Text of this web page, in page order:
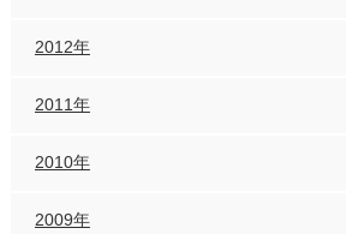
2012年
2011年
2010年
2009年